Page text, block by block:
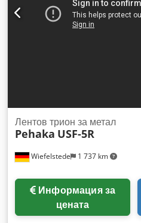
Тегло: 1250 kg
Wiefelstede 1 737 km
Лентов трион за метал
Pehaka USF-5R
Информация за
цената